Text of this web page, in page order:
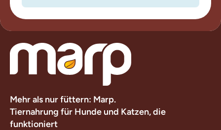
Mehr als nur füttern: Marp.
Tiernahrung für Hunde und Katzen, die
funktioniert